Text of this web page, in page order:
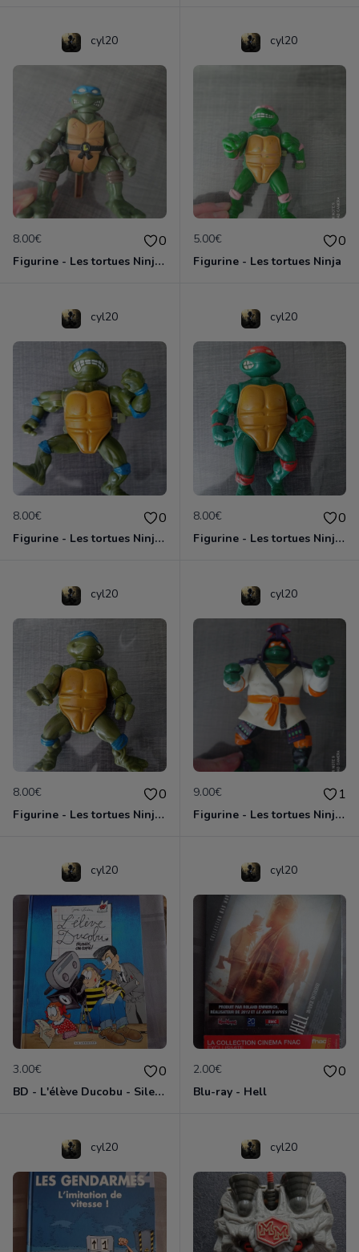
cyl20
8.00€ 0
Figurine - Les tortues Ninja - Leonardo
cyl20
5.00€ 0
Figurine - Les tortues Ninja
cyl20
8.00€ 0
Figurine - Les tortues Ninja - Leonardo
cyl20
8.00€ 0
Figurine - Les tortues Ninja - Michaelangelo
cyl20
8.00€ 0
Figurine - Les tortues Ninja - Leonardo
cyl20
9.00€ 1
Figurine - Les tortues Ninja - Michelangelo
cyl20
3.00€ 0
BD - L'élève Ducobu - Silence, on copie
cyl20
2.00€ 0
Blu-ray - Hell
cyl20 cyl20